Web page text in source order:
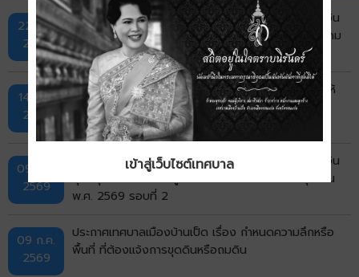
22 ก.ค.
2569
ประกาศเทศบาลเมืองบ้านเป็ด เรื่อง รายชื่อผู้มีสิทธิรับเงิน
อุดหนุนเพื่อการเลี้ยงดูเด็กแรกเกิด ประจำเดือนกรกฎาคม
พ.ศ. 2569 รอบที่ 1
14 ก.ค.
2569
ประกาศเทศบาลเมืองบ้านเป็ด เรื่อง รายชื่อผู้ได้รับการให้
ความช่วยเหลือนักเรียน ประจำปีงบประมาณ พ.ศ.2569
09 ก.ค.
2569
ประกาศเทศบาลเมืองบ้านเป็ด เรื่อง รายชื่อผู้มีสิทธิรับเงิน
อุดหนุนเพื่อการเลี้ยงดูเด็กแรกเกิด ประจำเดือนมิถุนายน
พ.ศ. 2569 รอบที่ 2
09 ก.ค.
2569
ประกาศเทศบาลเมืองบ้านเป็ด เรื่อง กำหนดความลึกหรือ
พื้นที่ ที่ต้องแจ้งการขุดดินหรือถมดิน
เข้าสู่เว็บไซต์เทศบาล